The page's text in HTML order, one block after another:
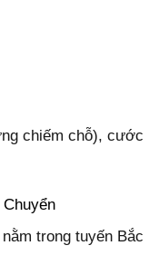
chiếm chỗ), cước
trong tuyến Bắc